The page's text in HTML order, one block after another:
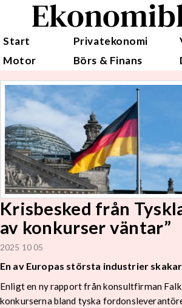
Start Privatekonomi
Motor
Börs & Finans
Krisbesked från
av konkurser väntar”
2025 10 05
En av Europas största industrier skakar
Enligt en ny rapport från konsultfirman
konkurserna bland tyska